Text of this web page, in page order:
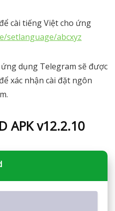
cài tiếng Việt cho ứng
setlanguage/abcxyz
dụng Telegram sẽ được
xác nhận cài đặt ngôn
APK v12.2.10